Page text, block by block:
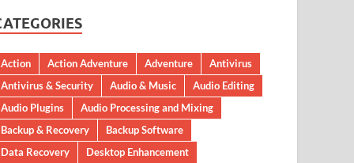
Action Action Adventure Adventure
Antivirus
Antivirus & Security
Audio & Music
Audio Editing
Audio Plugins
Audio Processing and Mixing
Backup & Recovery
Backup Software
Data Recovery
Desktop Enhancement